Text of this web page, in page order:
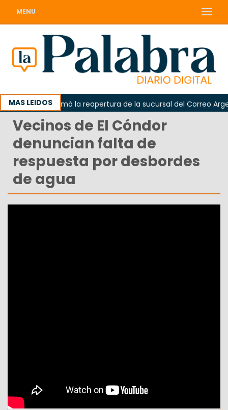
MENU
MAS LEIDOS
reclamó la reapertura de la sucursal del Correo
Vecinos de El Cóndor
denuncian falta de
respuesta por desbordes
de agua